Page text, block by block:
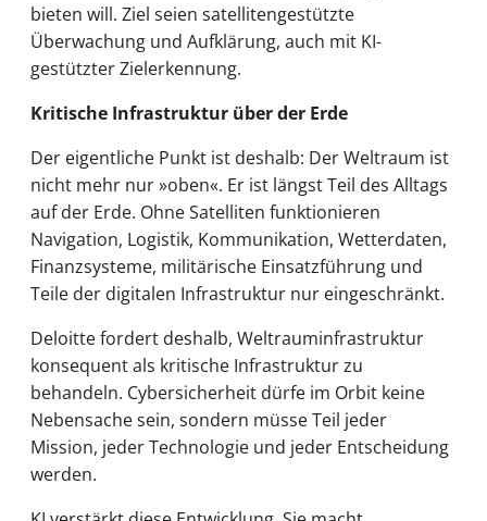
bieten will. Ziel seien satellitengestützte
Überwachung und Aufklärung, auch mit KI-
gestützter Zielerkennung.
Kritische Infrastruktur über der Erde
Der eigentliche Punkt ist deshalb: Der Weltraum ist
nicht mehr nur »oben«. Er ist längst Teil des Alltags
auf der Erde. Ohne Satelliten funktionieren
Navigation, Logistik, Kommunikation, Wetterdaten,
Finanzsysteme, militärische Einsatzführung und
Teile der digitalen Infrastruktur nur eingeschränkt.
Deloitte fordert deshalb, Weltrauminfrastruktur
konsequent als kritische Infrastruktur zu
behandeln. Cybersicherheit dürfe im Orbit keine
Nebensache sein, sondern müsse Teil jeder
Mission, jeder Technologie und jeder Entscheidung
werden.